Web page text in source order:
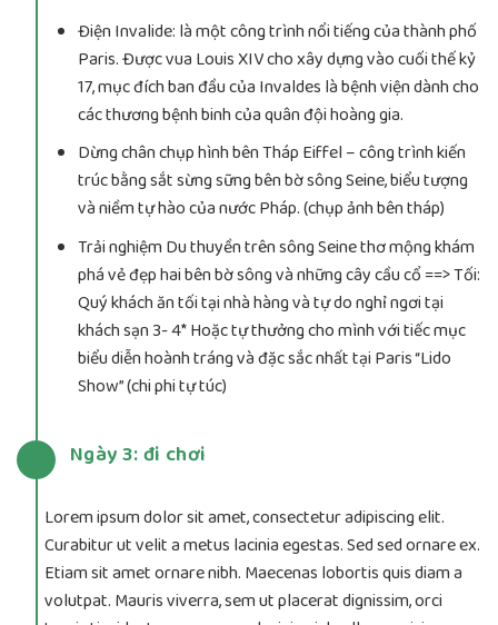
Điện Invalide: là một công trình nổi tiếng của thành phố
Paris. Được vua Louis XIV cho xây dựng vào cuối thế kỷ
17, mục đích ban đầu của Invaldes là bệnh viện dành cho
các thương bệnh binh của quân đội hoàng gia.
Dừng chân chụp hình bên Tháp Eiffel – công trình kiến
trúc bằng sắt sừng sững bên bờ sông Seine, biểu tượng
và niềm tự hào của nước Pháp. (chụp ảnh bên tháp)
Trải nghiệm Du thuyền trên sông Seine thơ mộng khám
phá vẻ đẹp hai bên bờ sông và những cây cầu cổ ==> Tối:
Quý khách ăn tối tại nhà hàng và tự do nghỉ ngơi tại
khách sạn 3- 4* Hoặc tự thưởng cho mình với tiếc mục
biểu diễn hoành tráng và đặc sắc nhất tại Paris “Lido
Show” (chi phi tự túc)
Ngày 3: đi chơi
Lorem ipsum dolor sit amet, consectetur adipiscing elit.
Curabitur ut velit a metus lacinia egestas. Sed sed ornare ex.
Etiam sit amet ornare nibh. Maecenas lobortis quis diam a
volutpat. Mauris viverra, sem ut placerat dignissim, orci